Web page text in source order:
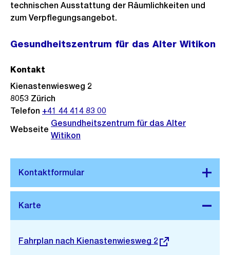
technischen Ausstattung der Räumlichkeiten und
zum Verpflegungsangebot.
Gesundheitszentrum für das Alter Witikon
Stadtplan 3D
Externer
Fahrplan nach Kienastenwiesweg 2
Kontakt
Kienastenwiesweg 2
8053 Zürich
Telefon +41 44 414 83 00
Webseite
Gesundheitszentrum für das Alter
Witikon